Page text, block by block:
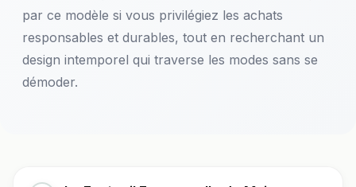
par ce modèle si vous privilégiez les achats
responsables et durables, tout en recherchant un
design intemporel qui traverse les modes sans se
démoder.